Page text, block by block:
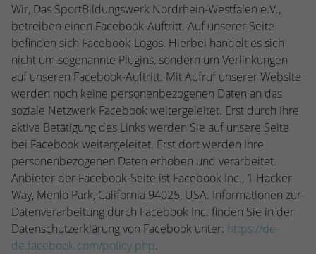
Wir, Das SportBildungswerk Nordrhein-Westfalen e.V.,
betreiben einen Facebook-Auftritt. Auf unserer Seite
befinden sich Facebook-Logos. Hierbei handelt es sich
nicht um sogenannte Plugins, sondern um Verlinkungen
auf unseren Facebook-Auftritt. Mit Aufruf unserer Website
werden noch keine personenbezogenen Daten an das
soziale Netzwerk Facebook weitergeleitet. Erst durch Ihre
aktive Betätigung des Links werden Sie auf unsere Seite
bei Facebook weitergeleitet. Erst dort werden Ihre
personenbezogenen Daten erhoben und verarbeitet.
Anbieter der Facebook-Seite ist Facebook Inc., 1 Hacker
Way, Menlo Park, California 94025, USA. Informationen zur
Datenverarbeitung durch Facebook Inc. finden Sie in der
Datenschutzerklärung von Facebook unter: https://de-
de.facebook.com/policy.php.